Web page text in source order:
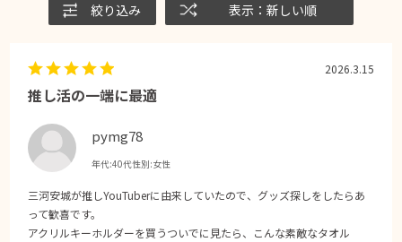
絞り込み 表示：新しい順
推し活の一端に最適
pymg78
年代:40代性別:女性
2026.3.15
三河安城が推しYouTuberに由来していたので、グッズ探しをしたらあ
って歓喜です。
アクリルキーホルダーを買うついでに見たら、こんな素敵なタオル